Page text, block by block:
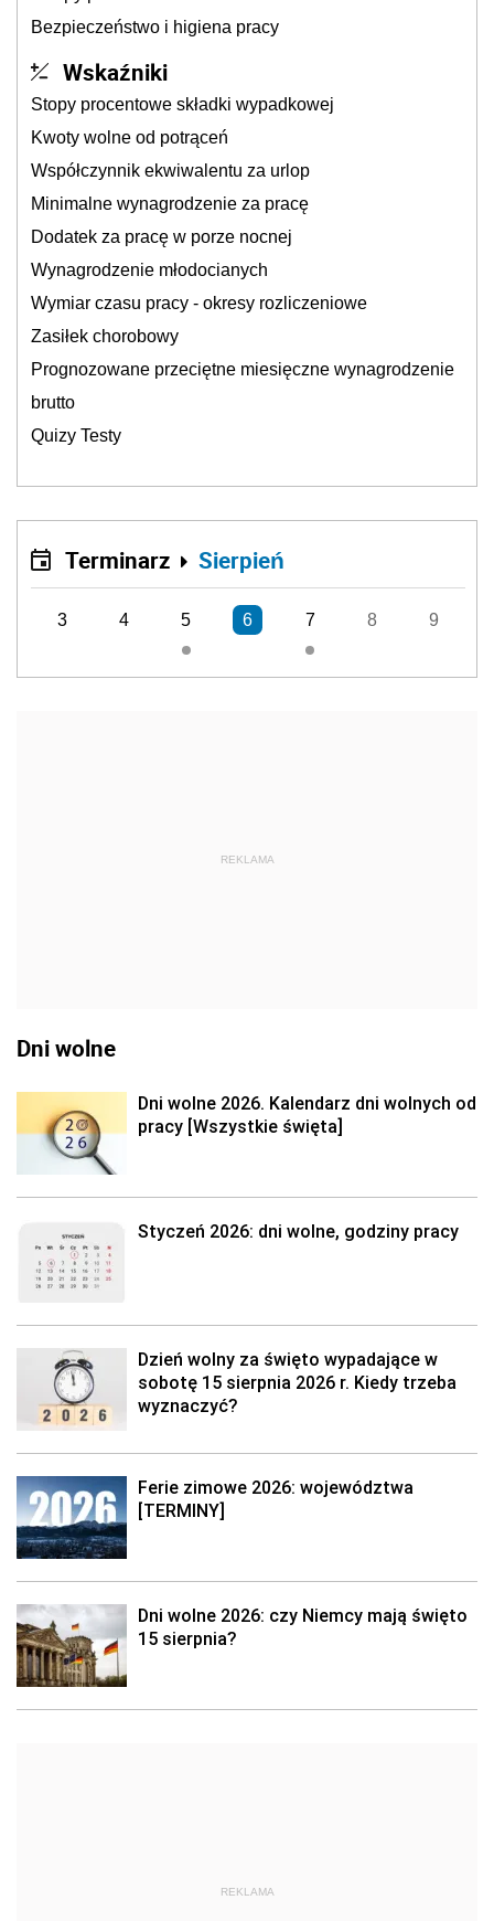
Bezpieczeństwo i higiena pracy
Wskaźniki
Stopy procentowe składki wypadkowej
Kwoty wolne od potrąceń
Współczynnik ekwiwalentu za urlop
Minimalne wynagrodzenie za pracę
Dodatek za pracę w porze nocnej
Wynagrodzenie młodocianych
Wymiar czasu pracy - okresy rozliczeniowe
Zasiłek chorobowy
Prognozowane przeciętne miesięczne wynagrodzenie
brutto
Quizy Testy
Terminarz Sierpień
3 4 5 6 7 8 9
REKLAMA
Dni wolne
Dni wolne 2026. Kalendarz dni wolnych od
pracy [Wszystkie święta]
Styczeń 2026: dni wolne, godziny pracy
Dzień wolny za święto wypadające w
sobotę 15 sierpnia 2026 r. Kiedy trzeba
wyznaczyć?
Ferie zimowe 2026: województwa
[TERMINY]
Dni wolne 2026: czy Niemcy mają święto
15 sierpnia?
REKLAMA